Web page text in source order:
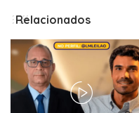
Relacionados